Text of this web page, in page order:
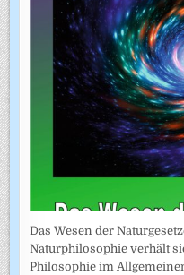
Das Wesen der
Naturphilosophie verhält
Philosophie im